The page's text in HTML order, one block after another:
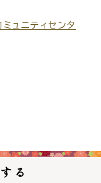
す
ュニティセンタ
る